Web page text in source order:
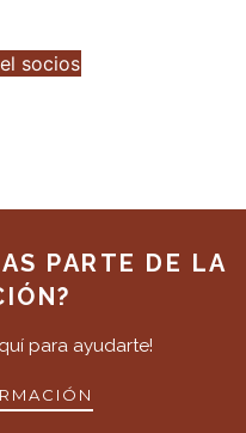
socios
PARTE DE LA
para ayudarte!